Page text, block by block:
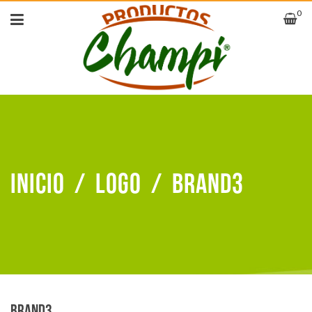
0
Inicio / Logo / Brand3